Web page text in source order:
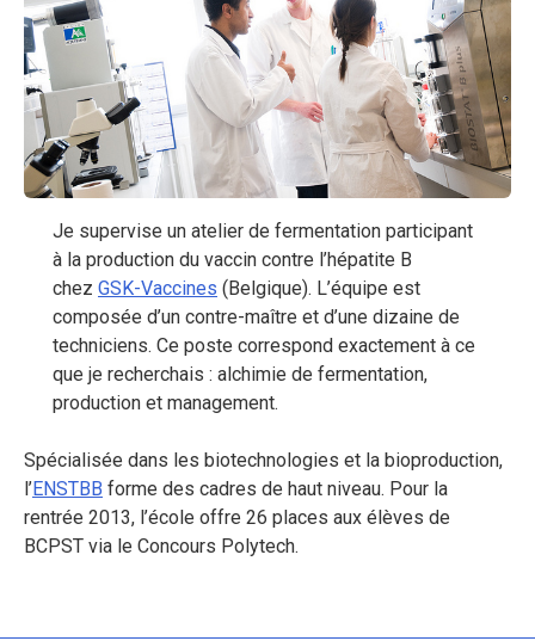
Je supervise un atelier de fermentation participant
à la production du vaccin contre l’hépatite B
chez GSK-Vaccines (Belgique). L’équipe est
composée d’un contre-maître et d’une dizaine de
techniciens. Ce poste correspond exactement à ce
que je recherchais : alchimie de fermentation,
production et management.
Spécialisée dans les biotechnologies et la bioproduction,
l’ENSTBB forme des cadres de haut niveau. Pour la
rentrée 2013, l’école offre 26 places aux élèves de
BCPST via le Concours Polytech.